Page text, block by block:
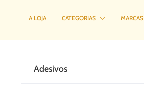
A LOJA CATEGORIAS MARCAS
Adesivos